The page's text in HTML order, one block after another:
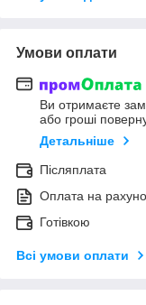
Умови оплати
Ви отримаєте
або гроші
Детальніше
Післяплата
Оплата на
Готівкою
Всі умови оплати